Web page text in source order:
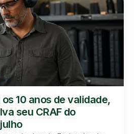
10 anos de validade,
seu CRAF do